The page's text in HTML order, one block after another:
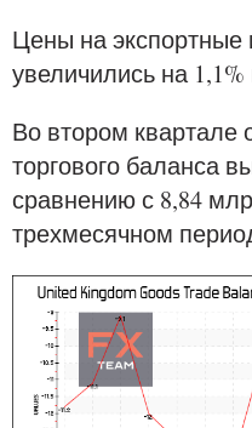
Цены на
увеличились на 1,1%
Во втором
торгового баланса
сравнению с 8,84
трехмесячном